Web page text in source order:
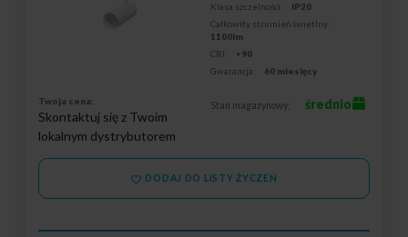
Klasa szczelności:
IP20
Całkowity strumień świetlny:
1100lm
CRI:
>90
Gwarancja:
60 miesięcy
Twoja cena:
Skontaktuj się z Twoim
lokalnym dystrybutorem
Stan magazynowy: średnio
DODAJ DO LISTY ŻYCZEŃ